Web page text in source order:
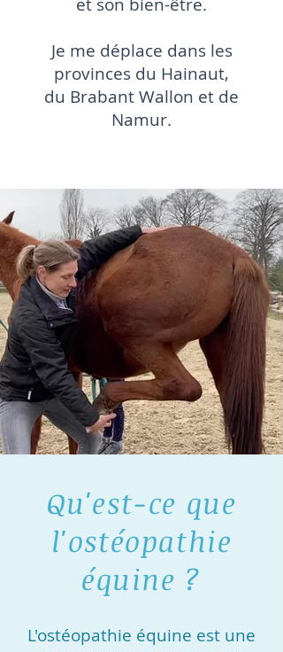
Je me déplace dans les
provinces du Hainaut,
du Brabant Wallon et de
Namur.
Qu'est-ce que
l'ostéopathie
équine ?
L'ostéopathie équine est une